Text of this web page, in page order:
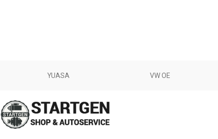
YUASA VW OE